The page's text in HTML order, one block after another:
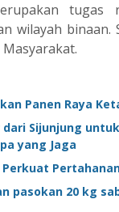
wilayah
Panen Raya
Sijunjung
yang Jaga
Perkuat
pasokan 20 kg